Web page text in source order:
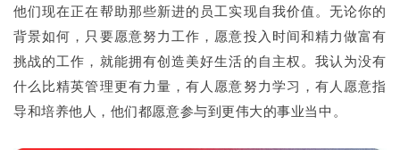
他们现在正在帮助那些新进的员工实现自我价值。无论你的
背景如何，只要愿意努力工作，愿意投入时间和精力做富有
挑战的工作，就能拥有创造美好生活的自主权。我认为没有
什么比精英管理更有力量，有人愿意努力学习，有人愿意指
导和培养他人，他们都愿意参与到更伟大的事业当中。